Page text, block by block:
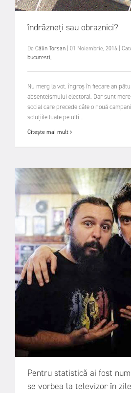
îndrăzneți sau obraznici?
De Călin Torsan 01 Noiembrie, 2016
bucuresti,
Nu merg la vot. îngroș în fiecare an
absenteismului electoral. Dar sunt
social care precede câte o nouă
soluțiile luate pe ulti...
Citește mai mult
Pentru statistică ai fost
se vorbea la televizor în